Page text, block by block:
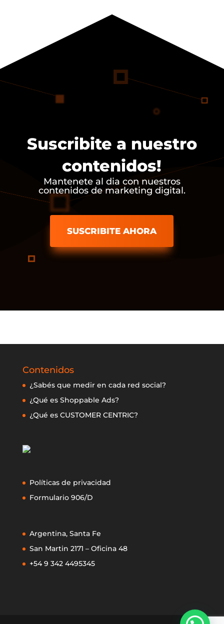
Suscribite a nuestro
contenidos!
Mantenete al dia con nuestros
contenidos de marketing digital.
SUSCRIBITE AHORA
Contenidos
¿Sabés que medir en cada red social?
¿Qué es Shoppable Ads?
¿Qué es CUSTOMER CENTRIC?
Políticas de privacidad
Formulario 906/D
Argentina, Santa Fe
San Martin 2171 – Oficina 48
+54 9 342 4495345